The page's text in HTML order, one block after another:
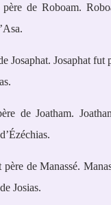
de Roboam.
Josaphat. Josaphat fut
de Joatham.
père de Manassé.
Josias.